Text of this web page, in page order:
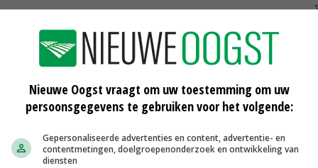
aan een aantal Europarlementariërs en aan het
document is ondertekend door Agractie Nederland,
Nederlands Agrarisch Jongeren Kontakt,
Melkveehouders Vakbond, Nederlandse Vakbond
Varkenshouderij, Vee & Logistiek
in Brussel om opschorting van de
Nieuwe Oogst vraagt om uw toestemming om uw
persoonsgegevens te gebruiken voor het volgende:
Gepersonaliseerde advertenties en content, advertentie- en
contentmetingen, doelgroepenonderzoek en ontwikkeling van
diensten